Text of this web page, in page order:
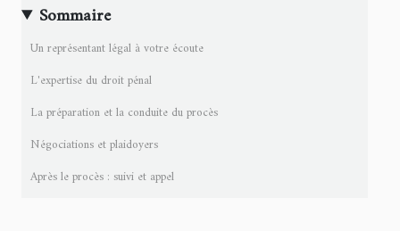
Sommaire
Un représentant légal à votre écoute
L'expertise du droit pénal
La préparation et la conduite du procès
Négociations et plaidoyers
Après le procès : suivi et appel